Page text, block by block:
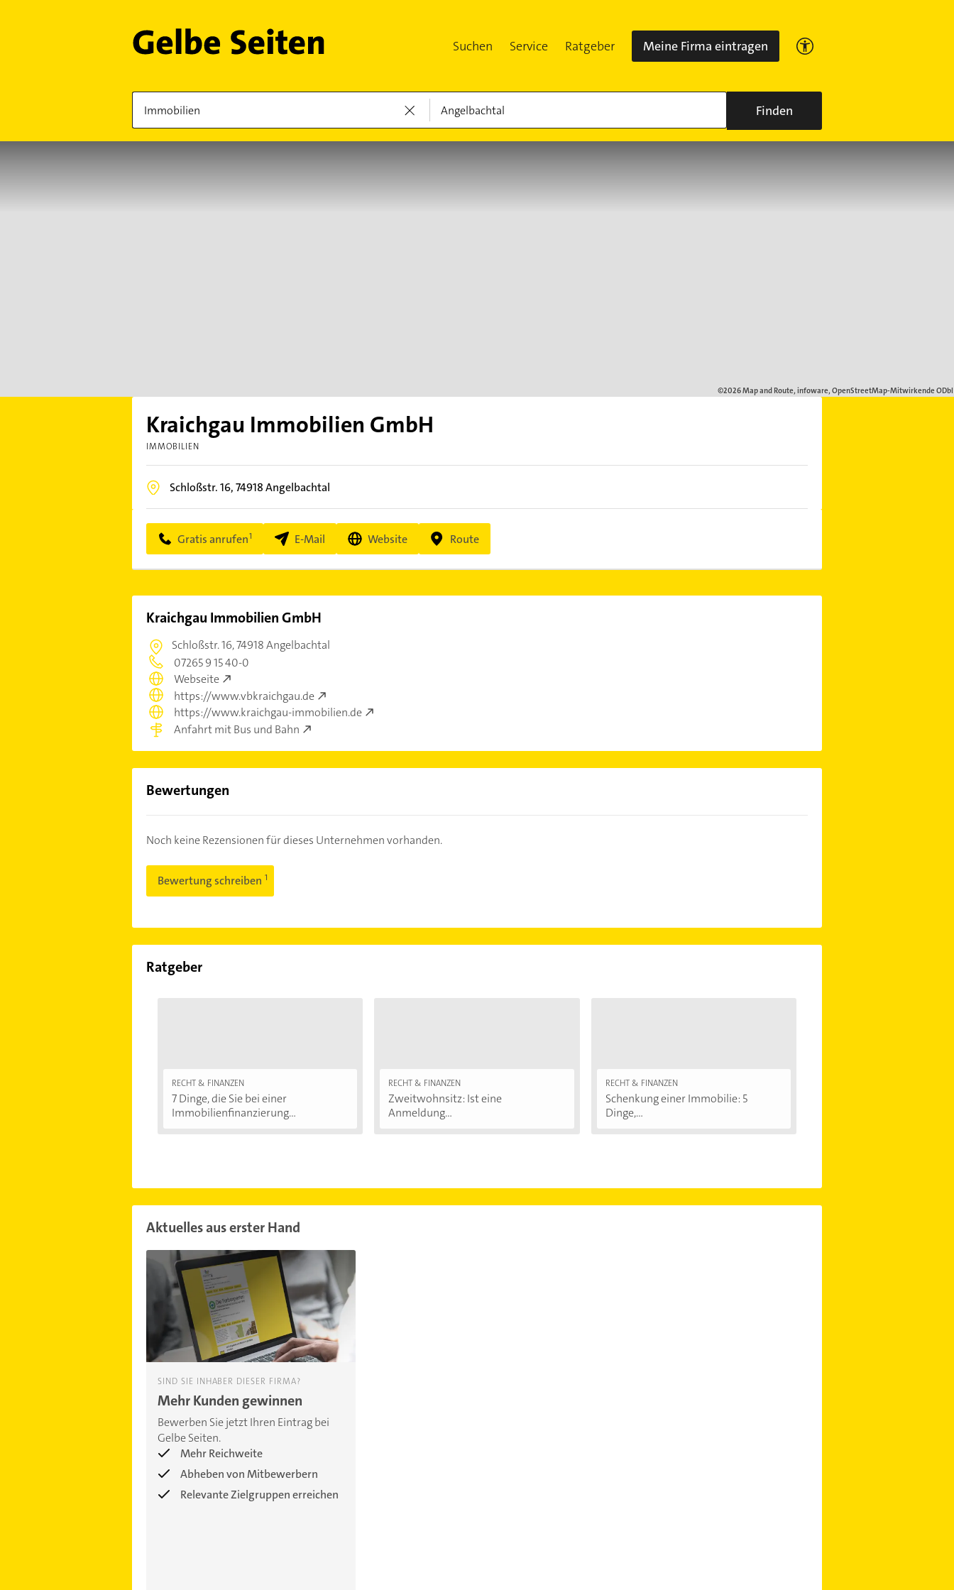
Suchen Service Ratgeber Meine Firma eintragen
Finden
Kraichgau Immobilien GmbH
IMMOBILIEN
Schloßstr. 16,74918Angelbachtal
Gratis anrufen E-Mail Website Route
Kraichgau Immobilien GmbH
Schloßstr. 16,74918 Angelbachtal
07265 9 15 40-0
Webseite
https://www.vbkraichgau.de
https://www.kraichgau-immobilien.de
Anfahrt mit Bus und Bahn
Bewertungen
Noch keine Rezensionen für dieses Unternehmen vorhanden.
Bewertung schreiben
Ratgeber
RECHT & FINANZEN
7 Dinge, die Sie bei einer
Immobilienfinanzierung...
RECHT & FINANZEN
Zweitwohnsitz: Ist eine
Anmeldung...
RECHT & FINANZEN
Schenkung einer Immobilie: 5
Dinge,...
Aktuelles aus erster Hand
SIND SIE INHABER DIESER FIRMA?
Mehr Kunden gewinnen
Bewerben Sie jetzt Ihren Eintrag bei
Gelbe Seiten.
Mehr Reichweite
Abheben von Mitbewerbern
Relevante Zielgruppen erreichen